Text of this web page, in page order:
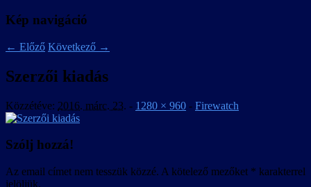
Kép navigáció
← Előző Következő →
Szerzői kiadás
Közzétéve: 2016. márc. 23. - 1280 × 960 - Firewatch
Szólj hozzá!
Az email címet nem tesszük közzé. A kötelező mezőket * karakterrel
jelöljük.